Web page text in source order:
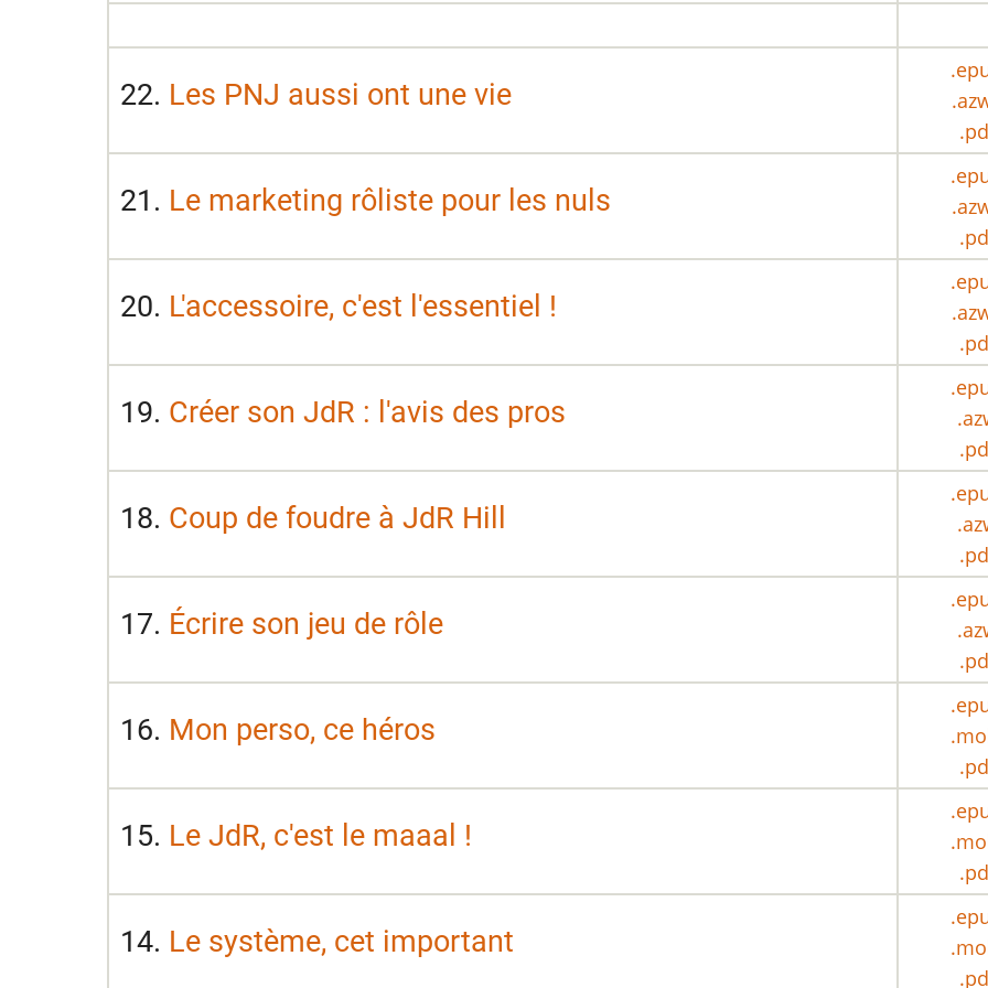
22. Les PNJ aussi ont une vie
21. Le marketing rôliste pour les nuls
20. L'accessoire, c'est l'essentiel !
19. Créer son JdR : l'avis des pros
18. Coup de foudre à JdR Hill
17. Écrire son jeu de rôle
16. Mon perso, ce héros
15. Le JdR, c'est le maaal !
14. Le système, cet important